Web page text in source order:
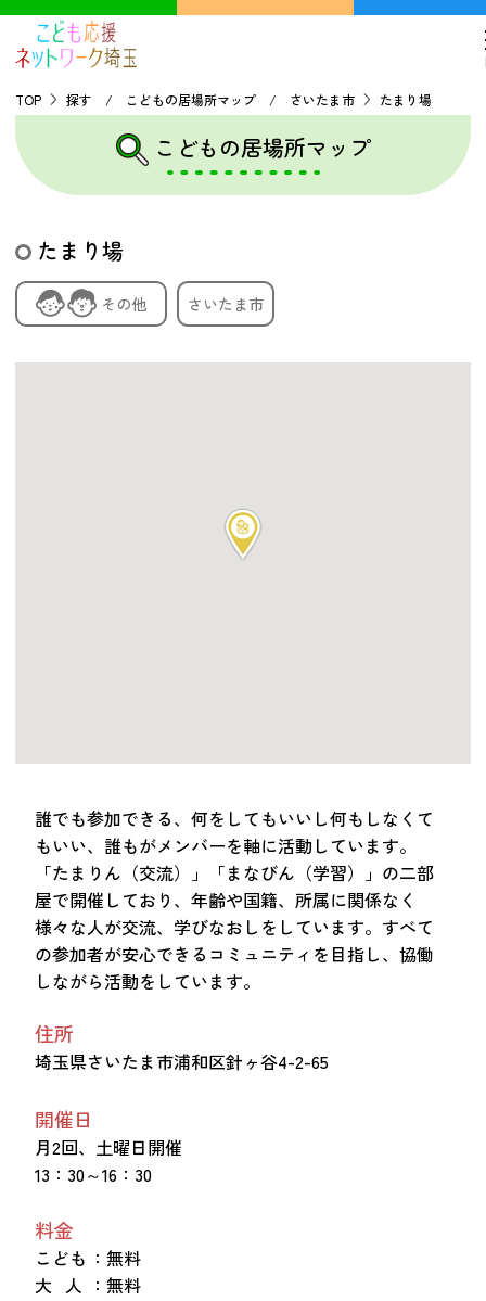
新着情報 音声読み上げ
会員登録
お問い合わせ
TOP
探す
こどもの居場所マップ
フードパントリーマップ
資料・動画
TOP 探す / こどもの居場所マップ / さいたま市 たまり場
こどもの居場所マップ
たまり場
その他 さいたま市
誰でも参加できる、何をしてもいいし何もしなくて
もいい、誰もがメンバーを軸に活動しています。
「たまりん（交流）」「まなびん（学習）」の二部
屋で開催しており、年齢や国籍、所属に関係なく
様々な人が交流、学びなおしをしています。すべて
の参加者が安心できるコミュニティを目指し、協働
しながら活動をしています。
住所
埼玉県さいたま市浦和区針ヶ谷4-2-65
開催日
月2回、土曜日開催
13：30～16：30
料金
こども ：無料
大 人 ：無料